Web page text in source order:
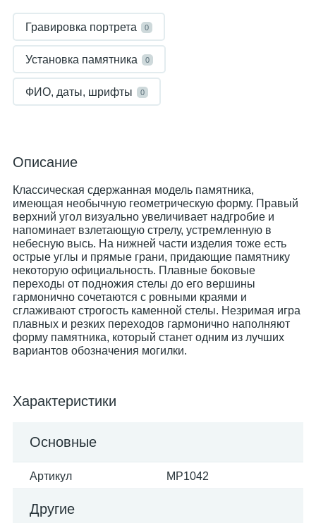
Гравировка портрета 0
Установка памятника 0
ФИО, даты, шрифты 0
Описание
Классическая сдержанная модель памятника,
имеющая необычную геометрическую форму. Правый
верхний угол визуально увеличивает надгробие и
напоминает взлетающую стрелу, устремленную в
небесную высь. На нижней части изделия тоже есть
острые углы и прямые грани, придающие памятнику
некоторую официальность. Плавные боковые
переходы от подножия стелы до его вершины
гармонично сочетаются с ровными краями и
сглаживают строгость каменной стелы. Незримая игра
плавных и резких переходов гармонично наполняют
форму памятника, который станет одним из лучших
вариантов обозначения могилки.
Характеристики
Основные
Артикул MP1042
Другие